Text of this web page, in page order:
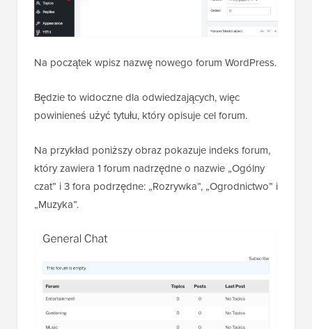
Na początek wpisz nazwę nowego forum WordPress.
Będzie to widoczne dla odwiedzających, więc
powinieneś użyć tytułu, który opisuje cel forum.
Na przykład poniższy obraz pokazuje indeks forum,
który zawiera 1 forum nadrzędne o nazwie „Ogólny
czat” i 3 fora podrzędne: „Rozrywka”, „Ogrodnictwo” i
„Muzyka”.